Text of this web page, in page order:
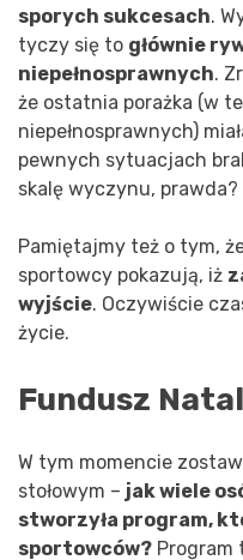
sporych sukcesach.
tyczy się to głównie
niepełnosprawnych.
że ostatnia porażka (w
niepełnosprawnych)
pewnych sytuacjach
skalę wyczynu, prawda?
Pamiętajmy też o tym,
sportowcy pokazują, iż
wyjście. Oczywiście
życie.
Fundusz
W tym momencie
stołowym – jak wiele
stworzyła program,
sportowców? Program